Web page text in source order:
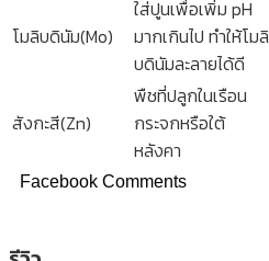
โมลิบดินัม(Mo)
ใส่ปูนเพื่อเพิ่ม pH
มากเกินไป ทำให้โมลิ
บดินัมละลายได้ดี
สังกะสี(Zn)
พืชที่ปลูกในเรือน
กระจกหรือใต้
หลังคา
Facebook Comments